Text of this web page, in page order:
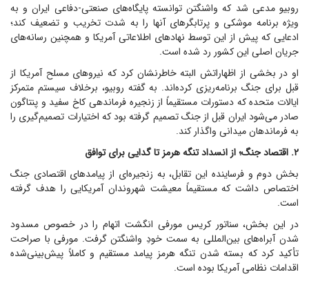
روبیو مدعی شد که واشنگتن توانسته پایگاه‌های صنعتی-دفاعی ایران و به
ویژه برنامه موشکی و پرتابگر‌های آنها را به شدت تخریب و تضعیف کند؛
ادعایی که پیش از این توسط نهاد‌های اطلاعاتی آمریکا و همچنین رسانه‌های
جریان اصلی این کشور رد شده است.
او در بخشی از اظهاراتش البته خاطرنشان کرد که نیرو‌های مسلح آمریکا از
قبل برای جنگ برنامه‌ریزی کرده‌اند. به گفته روبیو، برخلاف سیستم متمرکز
ایالات متحده که دستورات مستقیماً از زنجیره فرماندهی کاخ سفید و پنتاگون
صادر می‌شود ایران قبل از جنگ تصمیم گرفته بود که اختیارات تصمیم‌گیری را
به فرماندهان میدانی واگذار کند.
۲. اقتصاد جنگ؛ از انسداد تنگه هرمز تا گدایی برای توافق
بخش دوم و فرساینده این تقابل، به زنجیره‌ای از پیامد‌های اقتصادی جنگ
اختصاص داشت که مستقیماً معیشت شهروندان آمریکایی را هدف گرفته
است.
در این بخش، سناتور کریس مورفی انگشت اتهام را در خصوص مسدود
شدن آبراه‌های بین‌المللی به سمت خودِ واشنگتن گرفت. مورفی با صراحت
تأکید کرد که بسته شدن تنگه هرمز پیامد مستقیم و کاملاً پیش‌بینی‌شده
اقدامات نظامی آمریکا بوده است.